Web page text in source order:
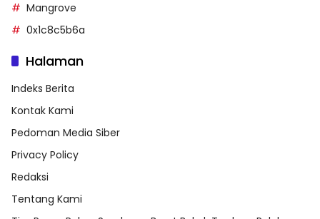
Mangrove
0x1c8c5b6a
Halaman
Indeks Berita
Kontak Kami
Pedoman Media Siber
Privacy Policy
Redaksi
Tentang Kami